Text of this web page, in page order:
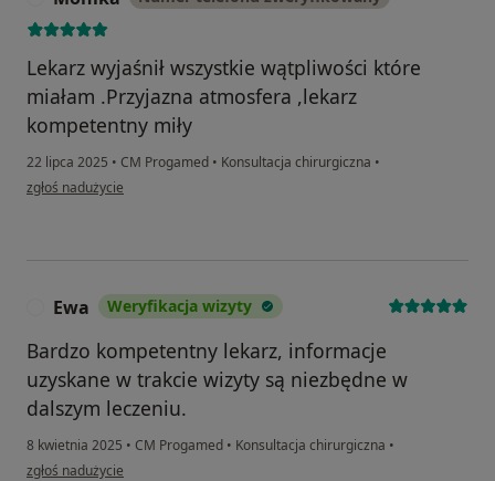
Lekarz wyjaśnił wszystkie wątpliwości które
miałam .Przyjazna atmosfera ,lekarz
kompetentny miły
22 lipca 2025 • CM Progamed • Konsultacja chirurgiczna •
w opinii użytkownika Monika
zgłoś nadużycie
Ewa Weryfikacja wizyty
Bardzo kompetentny lekarz, informacje
uzyskane w trakcie wizyty są niezbędne w
dalszym leczeniu.
8 kwietnia 2025 • CM Progamed • Konsultacja chirurgiczna •
w opinii użytkownika Ewa
zgłoś nadużycie